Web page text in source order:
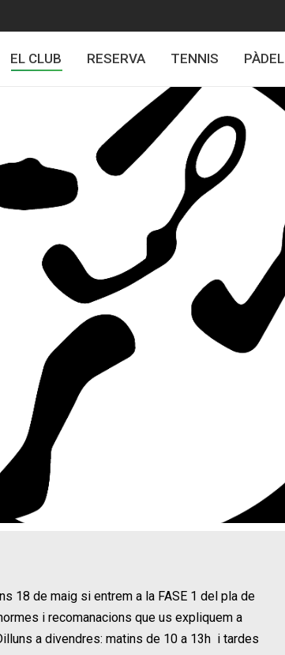
EL CLUB RESERVA TENNIS PÀDEL
18 de maig si entrem a la FASE 1 del pla de
i recomanacions que us expliquem a
a divendres: matins de 10 a 13h i tardes